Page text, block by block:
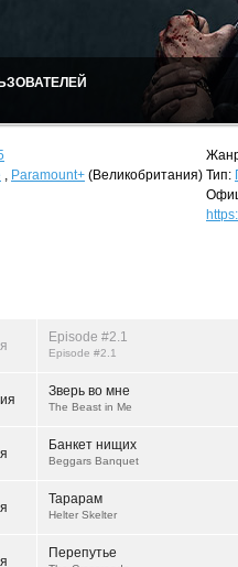
, Paramount+ (Великобритания) Тип:
Episode #2.1
Episode #2.1
Зверь во мне
The Beast in Me
Банкет нищих
Beggars Banquet
Тарарам
Helter Skelter
Перепутье